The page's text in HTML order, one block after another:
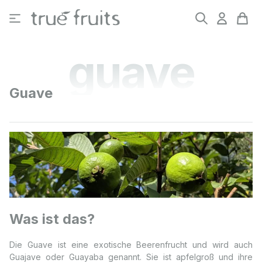
Zum Hauptinhalt springen
guave
Guave
Was ist das?
Die Guave ist eine exotische Beerenfrucht und wird auch
Guajave oder Guayaba genannt. Sie ist apfelgroß und ihre